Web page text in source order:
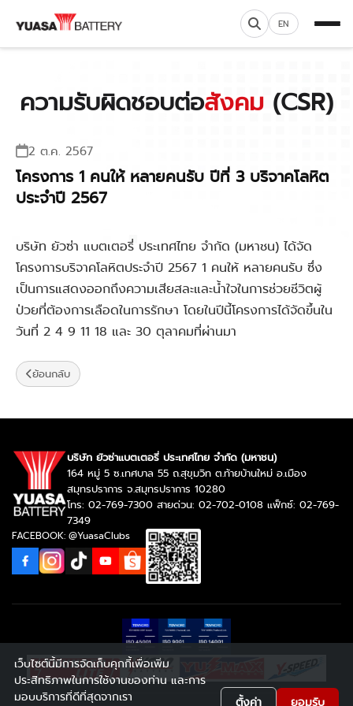
EN
ความรับผิดชอบต่อสังคม (CSR)
2 ต.ค. 2567
โครงการ 1 คนให้ หลายคนรับ ปีที่ 3 บริจาคโลหิต
ประจำปี 2567
บริษัท ยัวซ่า แบตเตอรี่ ประเทศไทย จำกัด (มหาชน) ได้จัด
โครงการบริจาคโลหิตประจำปี 2567 1 คนให้ หลายคนรับ ซึ่ง
เป็นการแสดงออกถึงความเสียสละและน้ำใจในการช่วยชีวิตผู้
ป่วยที่ต้องการเลือดในการรักษา โดยในปีนี้โครงการได้จัดขึ้นใน
วันที่ 2 4 9 11 18 และ 30 ตุลาคมที่ผ่านมา
ย้อนกลับ
บริษัท ยัวซ่าแบตเตอรี่ ประเทศไทย จำกัด (มหาชน)
164 หมู่ 5 ซ.เทศบาล 55 ถ.สุขุมวิท ต.ท้ายบ้านใหม่ อ.เมือง
สมุทรปราการ จ.สมุทรปราการ 10280
โทร: 02-769-7300 สายด่วน: 02-702-0108 แฟ็กซ์: 02-769-
7349
FACEBOOK: @YuasaClubs
เว็บไซต์นี้มีการจัดเก็บคุกกี้เพื่อเพิ่ม
ประสิทธิภาพในการใช้งานของท่าน และการ
มอบบริการที่ดีที่สุดจากเรา
ตั้งค่า ยอมรับ